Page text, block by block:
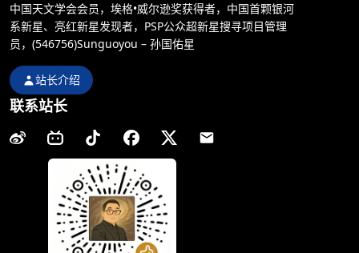
中国天文学会会员，埃格•威尔逊奖获得者，中国首颗银河
系新星、亮红新星发现者，PSP公众超新星搜寻项目管理
员，(546756)Sunguoyou – 孙国佑星
站长介绍
联系站长